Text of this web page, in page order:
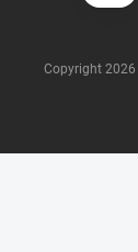
Copyright 2026